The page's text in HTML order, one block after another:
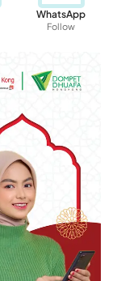
WhatsApp
Follow